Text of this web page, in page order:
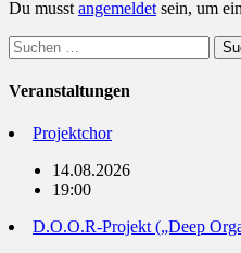
Du musst angemeldet sein, um
Suchen
nach:
Veranstaltungen
Projektchor
14.08.2026
19:00
D.O.O.R-Projekt („Deep